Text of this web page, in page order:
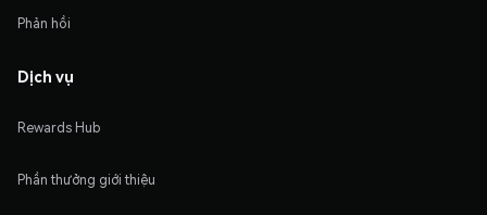
Phản hồi
Dịch vụ
Rewards Hub
Phần thưởng giới thiệu